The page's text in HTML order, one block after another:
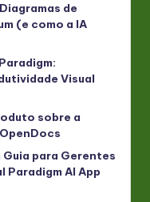
de
(e como a IA
Visual
sobre a
Guia para Gerentes
Paradigm AI App